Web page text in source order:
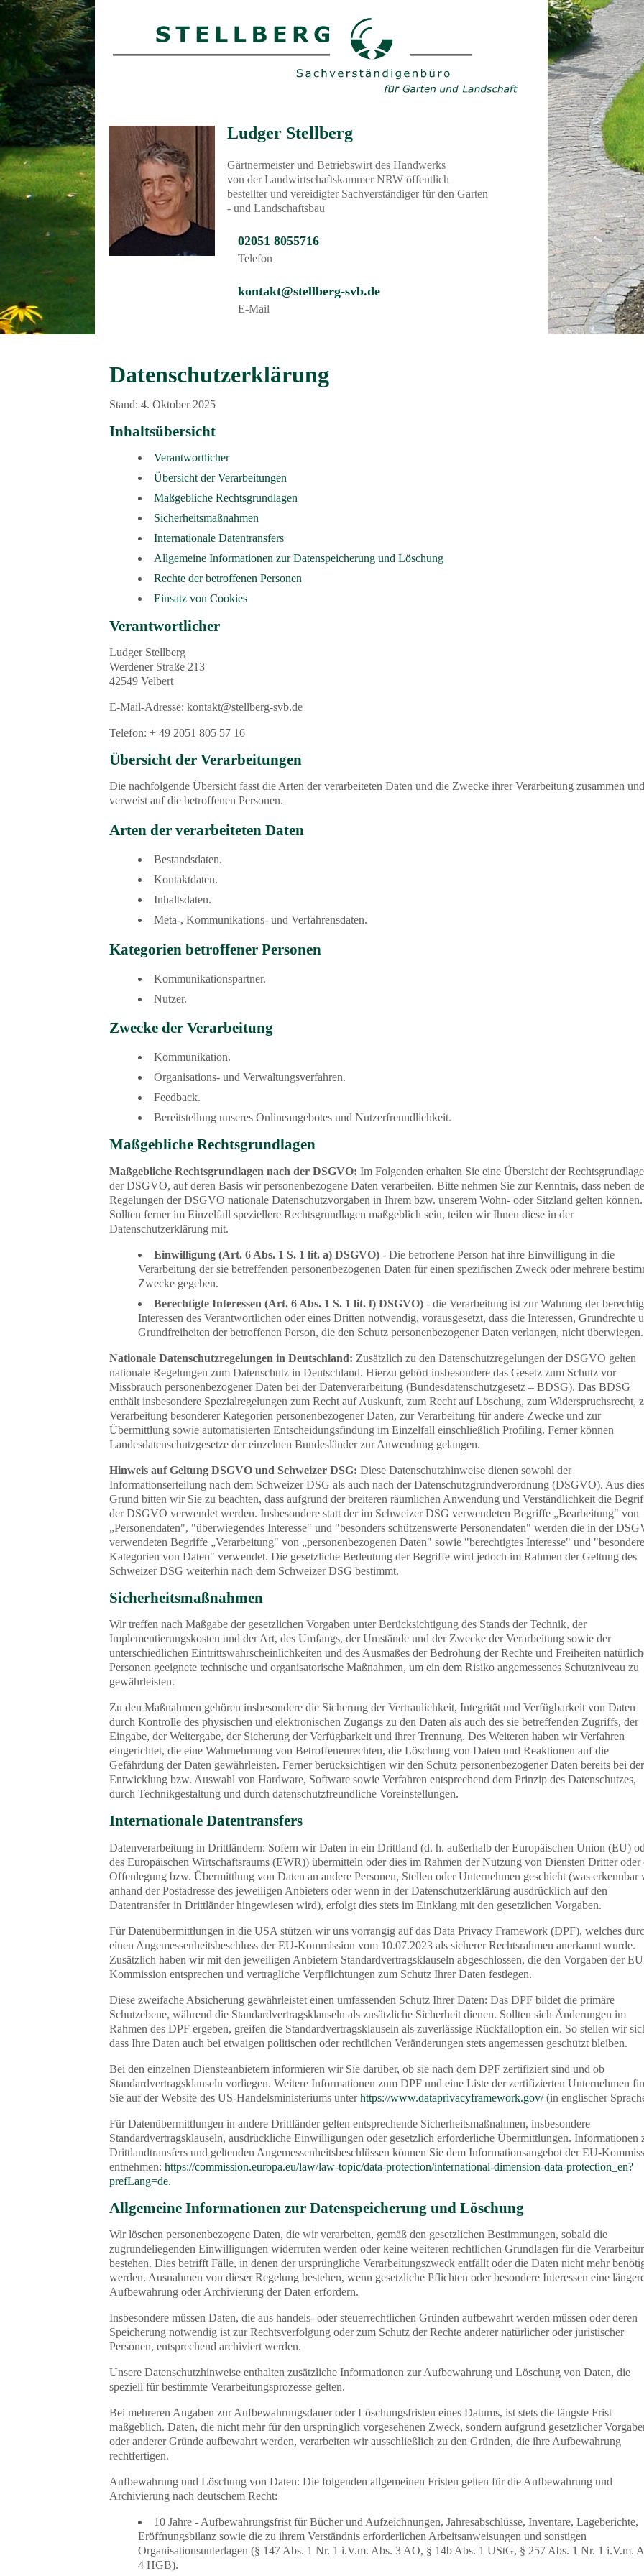
Ludger Stellberg
Gärtnermeister und Betriebswirt des Handwerks
von der Landwirtschaftskammer NRW öffentlich
bestellter und vereidigter Sachverständiger für den Garten
- und Landschaftsbau
02051 8055716
Telefon
kontakt@stellberg-svb.de
E-Mail
Datenschutzerklärung
Stand: 4. Oktober 2025
Inhaltsübersicht
Verantwortlicher
Übersicht der Verarbeitungen
Maßgebliche Rechtsgrundlagen
Sicherheitsmaßnahmen
Internationale Datentransfers
Allgemeine Informationen zur Datenspeicherung und Löschung
Rechte der betroffenen Personen
Einsatz von Cookies
Verantwortlicher
Ludger Stellberg
Werdener Straße 213
42549 Velbert
E-Mail-Adresse: kontakt@stellberg-svb.de
Telefon: + 49 2051 805 57 16
Übersicht der Verarbeitungen
Die nachfolgende Übersicht fasst die Arten der verarbeiteten Daten und die Zwecke ihrer Verarbeitung zusammen und
verweist auf die betroffenen Personen.
Arten der verarbeiteten Daten
Bestandsdaten.
Kontaktdaten.
Inhaltsdaten.
Meta-, Kommunikations- und Verfahrensdaten.
Kategorien betroffener Personen
Kommunikationspartner.
Nutzer.
Zwecke der Verarbeitung
Kommunikation.
Organisations- und Verwaltungsverfahren.
Feedback.
Bereitstellung unseres Onlineangebotes und Nutzerfreundlichkeit.
Maßgebliche Rechtsgrundlagen
Maßgebliche Rechtsgrundlagen nach der DSGVO: Im Folgenden erhalten Sie eine Übersicht der
der DSGVO, auf deren Basis wir personenbezogene Daten verarbeiten. Bitte nehmen Sie zur Kenntnis, dass neben
Regelungen der DSGVO nationale Datenschutzvorgaben in Ihrem bzw. unserem Wohn- oder Sitzland gelten können.
Sollten ferner im Einzelfall speziellere Rechtsgrundlagen maßgeblich sein, teilen wir Ihnen diese in der
Datenschutzerklärung mit.
Einwilligung (Art. 6 Abs. 1 S. 1 lit. a) DSGVO) - Die betroffene Person hat ihre Einwilligung in die
Verarbeitung der sie betreffenden personenbezogenen Daten für einen spezifischen Zweck oder mehrere
Zwecke gegeben.
Berechtigte Interessen (Art. 6 Abs. 1 S. 1 lit. f) DSGVO) - die Verarbeitung ist zur Wahrung der
Interessen des Verantwortlichen oder eines Dritten notwendig, vorausgesetzt, dass die Interessen, Grundrechte
Grundfreiheiten der betroffenen Person, die den Schutz personenbezogener Daten verlangen, nicht überwiegen.
Nationale Datenschutzregelungen in Deutschland: Zusätzlich zu den Datenschutzregelungen der DSGVO gelten
nationale Regelungen zum Datenschutz in Deutschland. Hierzu gehört insbesondere das Gesetz zum Schutz vor
Missbrauch personenbezogener Daten bei der Datenverarbeitung (Bundesdatenschutzgesetz – BDSG). Das BDSG
enthält insbesondere Spezialregelungen zum Recht auf Auskunft, zum Recht auf Löschung, zum Widerspruchsrecht,
Verarbeitung besonderer Kategorien personenbezogener Daten, zur Verarbeitung für andere Zwecke und zur
Übermittlung sowie automatisierten Entscheidungsfindung im Einzelfall einschließlich Profiling. Ferner können
Landesdatenschutzgesetze der einzelnen Bundesländer zur Anwendung gelangen.
Hinweis auf Geltung DSGVO und Schweizer DSG: Diese Datenschutzhinweise dienen sowohl der
Informationserteilung nach dem Schweizer DSG als auch nach der Datenschutzgrundverordnung (DSGVO). Aus
Grund bitten wir Sie zu beachten, dass aufgrund der breiteren räumlichen Anwendung und Verständlichkeit die
der DSGVO verwendet werden. Insbesondere statt der im Schweizer DSG verwendeten Begriffe „Bearbeitung" von
„Personendaten", "überwiegendes Interesse" und "besonders schützenswerte Personendaten" werden die in der
verwendeten Begriffe „Verarbeitung" von „personenbezogenen Daten" sowie "berechtigtes Interesse" und "besondere
Kategorien von Daten" verwendet. Die gesetzliche Bedeutung der Begriffe wird jedoch im Rahmen der Geltung des
Schweizer DSG weiterhin nach dem Schweizer DSG bestimmt.
Sicherheitsmaßnahmen
Wir treffen nach Maßgabe der gesetzlichen Vorgaben unter Berücksichtigung des Stands der Technik, der
Implementierungskosten und der Art, des Umfangs, der Umstände und der Zwecke der Verarbeitung sowie der
unterschiedlichen Eintrittswahrscheinlichkeiten und des Ausmaßes der Bedrohung der Rechte und Freiheiten
Personen geeignete technische und organisatorische Maßnahmen, um ein dem Risiko angemessenes Schutzniveau zu
gewährleisten.
Zu den Maßnahmen gehören insbesondere die Sicherung der Vertraulichkeit, Integrität und Verfügbarkeit von Daten
durch Kontrolle des physischen und elektronischen Zugangs zu den Daten als auch des sie betreffenden Zugriffs, der
Eingabe, der Weitergabe, der Sicherung der Verfügbarkeit und ihrer Trennung. Des Weiteren haben wir Verfahren
eingerichtet, die eine Wahrnehmung von Betroffenenrechten, die Löschung von Daten und Reaktionen auf die
Gefährdung der Daten gewährleisten. Ferner berücksichtigen wir den Schutz personenbezogener Daten bereits bei der
Entwicklung bzw. Auswahl von Hardware, Software sowie Verfahren entsprechend dem Prinzip des Datenschutzes,
durch Technikgestaltung und durch datenschutzfreundliche Voreinstellungen.
Internationale Datentransfers
Datenverarbeitung in Drittländern: Sofern wir Daten in ein Drittland (d. h. außerhalb der Europäischen Union (EU)
des Europäischen Wirtschaftsraums (EWR)) übermitteln oder dies im Rahmen der Nutzung von Diensten Dritter oder
Offenlegung bzw. Übermittlung von Daten an andere Personen, Stellen oder Unternehmen geschieht (was erkennbar
anhand der Postadresse des jeweiligen Anbieters oder wenn in der Datenschutzerklärung ausdrücklich auf den
Datentransfer in Drittländer hingewiesen wird), erfolgt dies stets im Einklang mit den gesetzlichen Vorgaben.
Für Datenübermittlungen in die USA stützen wir uns vorrangig auf das Data Privacy Framework (DPF), welches
einen Angemessenheitsbeschluss der EU-Kommission vom 10.07.2023 als sicherer Rechtsrahmen anerkannt wurde.
Zusätzlich haben wir mit den jeweiligen Anbietern Standardvertragsklauseln abgeschlossen, die den Vorgaben der
Kommission entsprechen und vertragliche Verpflichtungen zum Schutz Ihrer Daten festlegen.
Diese zweifache Absicherung gewährleistet einen umfassenden Schutz Ihrer Daten: Das DPF bildet die primäre
Schutzebene, während die Standardvertragsklauseln als zusätzliche Sicherheit dienen. Sollten sich Änderungen im
Rahmen des DPF ergeben, greifen die Standardvertragsklauseln als zuverlässige Rückfalloption ein. So stellen wir
dass Ihre Daten auch bei etwaigen politischen oder rechtlichen Veränderungen stets angemessen geschützt bleiben.
Bei den einzelnen Diensteanbietern informieren wir Sie darüber, ob sie nach dem DPF zertifiziert sind und ob
Standardvertragsklauseln vorliegen. Weitere Informationen zum DPF und eine Liste der zertifizierten Unternehmen
Sie auf der Website des US-Handelsministeriums unterhttps://www.dataprivacyframework.gov/(in englischer
Für Datenübermittlungen in andere Drittländer gelten entsprechende Sicherheitsmaßnahmen, insbesondere
Standardvertragsklauseln, ausdrückliche Einwilligungen oder gesetzlich erforderliche Übermittlungen. Informationen
Drittlandtransfers und geltenden Angemessenheitsbeschlüssen können Sie dem Informationsangebot der EU-
entnehmen: https://commission.europa.eu/law/law-topic/data-protection/international-dimension-data-protection_en?
prefLang=de.
Allgemeine Informationen zur Datenspeicherung und Löschung
Wir löschen personenbezogene Daten, die wir verarbeiten, gemäß den gesetzlichen Bestimmungen, sobald die
zugrundeliegenden Einwilligungen widerrufen werden oder keine weiteren rechtlichen Grundlagen für die
bestehen. Dies betrifft Fälle, in denen der ursprüngliche Verarbeitungszweck entfällt oder die Daten nicht mehr
werden. Ausnahmen von dieser Regelung bestehen, wenn gesetzliche Pflichten oder besondere Interessen eine
Aufbewahrung oder Archivierung der Daten erfordern.
Insbesondere müssen Daten, die aus handels- oder steuerrechtlichen Gründen aufbewahrt werden müssen oder deren
Speicherung notwendig ist zur Rechtsverfolgung oder zum Schutz der Rechte anderer natürlicher oder juristischer
Personen, entsprechend archiviert werden.
Unsere Datenschutzhinweise enthalten zusätzliche Informationen zur Aufbewahrung und Löschung von Daten, die
speziell für bestimmte Verarbeitungsprozesse gelten.
Bei mehreren Angaben zur Aufbewahrungsdauer oder Löschungsfristen eines Datums, ist stets die längste Frist
maßgeblich. Daten, die nicht mehr für den ursprünglich vorgesehenen Zweck, sondern aufgrund gesetzlicher
oder anderer Gründe aufbewahrt werden, verarbeiten wir ausschließlich zu den Gründen, die ihre Aufbewahrung
rechtfertigen.
Aufbewahrung und Löschung von Daten: Die folgenden allgemeinen Fristen gelten für die Aufbewahrung und
Archivierung nach deutschem Recht:
10 Jahre - Aufbewahrungsfrist für Bücher und Aufzeichnungen, Jahresabschlüsse, Inventare, Lageberichte,
Eröffnungsbilanz sowie die zu ihrem Verständnis erforderlichen Arbeitsanweisungen und sonstigen
Organisationsunterlagen (§ 147 Abs. 1 Nr. 1 i.V.m. Abs. 3 AO, § 14b Abs. 1 UStG, § 257 Abs. 1 Nr. 1 i.V.m.
4 HGB).